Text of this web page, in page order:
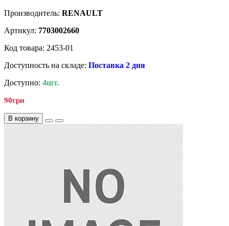
Производитель: RENAULT
Артикул: 7703002660
Код товара: 2453-01
Доступность на складе: Поставка 2 дня
Доступно: 4шт.
90грн
В корзину